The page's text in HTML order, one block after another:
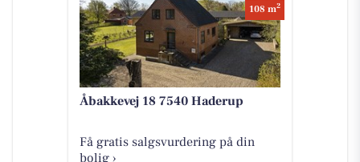
108 m2
Åbakkevej 18 7540 Haderup
Få gratis salgsvurdering på din
bolig ›